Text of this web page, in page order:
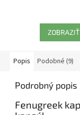
Popis Podobné (9)
Podrobný popis
Fenugreek